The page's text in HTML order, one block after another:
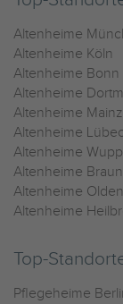
Altenheime
Altenheime Köln
Altenheime Bonn
Altenheime
Altenheime Mainz
Altenheime
Altenheime
Altenheime
Altenheime
Altenheime
Top-
Pflegeheime